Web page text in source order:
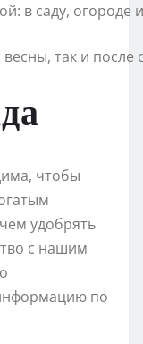
так и
чтобы
удобрять
с нашим
по